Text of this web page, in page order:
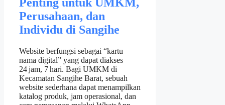
Penting untuk UMKM,
Perusahaan, dan
Individu di Sangihe
Website berfungsi sebagai “kartu
nama digital” yang dapat diakses
24 jam, 7 hari. Bagi UMKM di
Kecamatan Sangihe Barat, sebuah
website sederhana dapat menampilkan
katalog produk, jam operasional, dan